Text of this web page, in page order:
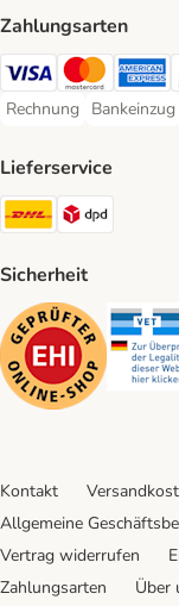
Zahlungsarten
Visa Payment Method
Mastercard
Rechnung
Rechnung Payment
Bankeinzug
Bankeinzug
Lieferservice
DHL Shipping
Sicherheit
Security
Kontakt
Allgemeine
Vertrag widerrufen
Zahlungsarten
Über